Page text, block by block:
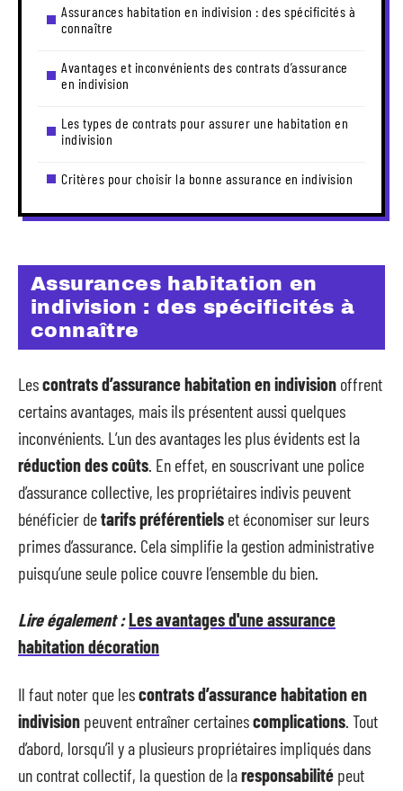
Assurances habitation en indivision : des spécificités à
connaître
Avantages et inconvénients des contrats d’assurance
en indivision
Les types de contrats pour assurer une habitation en
indivision
Critères pour choisir la bonne assurance en indivision
Assurances habitation en
indivision : des spécificités à
connaître
Lescontrats d’assurance habitation en indivision offrent
certains avantages, mais ils présentent aussi quelques
inconvénients. L’un des avantages les plus évidents est la
réduction des coûts . En effet, en souscrivant une police
d’assurance collective, les propriétaires indivis peuvent
bénéficier detarifs préférentiels et économiser sur leurs
primes d’assurance. Cela simplifie la gestion administrative
puisqu’une seule police couvre l’ensemble du bien.
Lire également :Les avantages d'une assurance
habitation décoration
Il faut noter que lescontrats d’assurance habitation en
indivision peuvent entraîner certainescomplications . Tout
d’abord, lorsqu’il y a plusieurs propriétaires impliqués dans
un contrat collectif, la question de laresponsabilité peut